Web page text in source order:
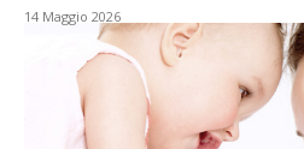
14 Maggio 2026